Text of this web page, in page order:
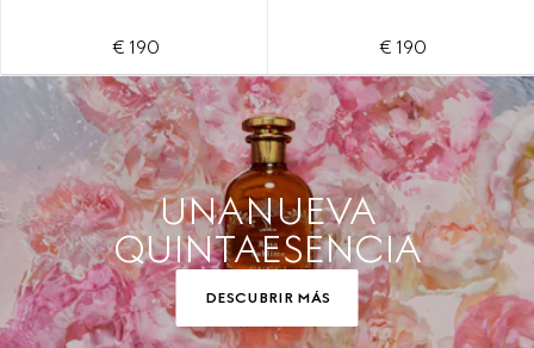
€ 190 € 190
UNA NUEVA
QUINTAESENCIA
DESCUBRIR MÁS